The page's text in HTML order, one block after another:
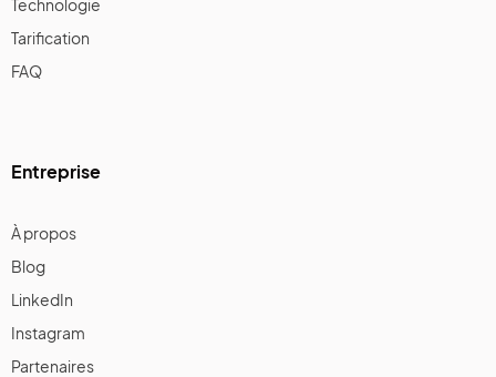
Technologie
Tarification
FAQ
Entreprise
À propos
Blog
LinkedIn
Instagram
Partenaires